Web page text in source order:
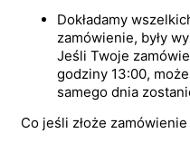
Dokładamy
zamówienie, były
Jeśli Twoje
godziny 13:00,
samego dnia
Co jeśli złoże